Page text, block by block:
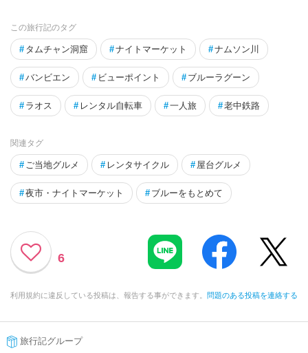
この旅行記のタグ
# タムチャン洞窟 #ナイトマーケット #ナムソン川
#バンビエン # ビューポイント # ブルーラグーン
# ラオス # レンタル自転車 #一人旅 #老中鉄路
関連タグ
# ご当地グルメ # レンタサイクル # 屋台グルメ
#夜市・ナイトマーケット # ブルーをもとめて
6
利用規約に違反している投稿は、報告する事ができます。 問題のある投稿を連絡する
旅行記グループ